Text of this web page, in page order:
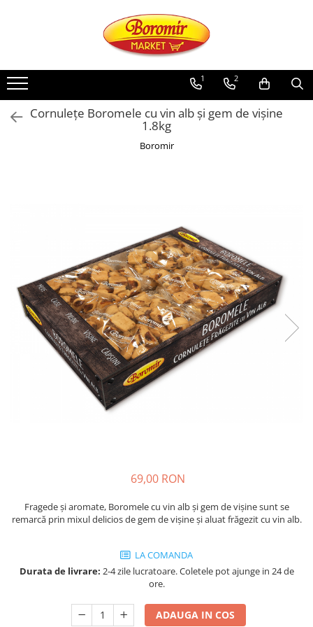
Noutati
Produse de post
Cozonac
Cozonac Pricomigdala
Cozonac Magnum
Cozonac Vegan (de post)
Cozonac Collection
Cozo-Bun
Cozonac Cadou
Cozonac cu Unt
Cozonac Royal
Cozonac Mos Craciun
Fursecuri
Creme tartinabile
Chec cu iaurt
1 2
Cornulețe Boromele cu vin alb și gem de vișine
1.8kg
Boromir
69,00 RON
Fragede și aromate, Boromele cu vin alb și gem de vișine sunt se
remarcă prin mixul delicios de gem de vișine și aluat frăgezit cu vin alb.
LA COMANDA
Durata de livrare: 2-4 zile lucratoare. Coletele pot ajunge in 24 de
ore.
ADAUGA IN COS